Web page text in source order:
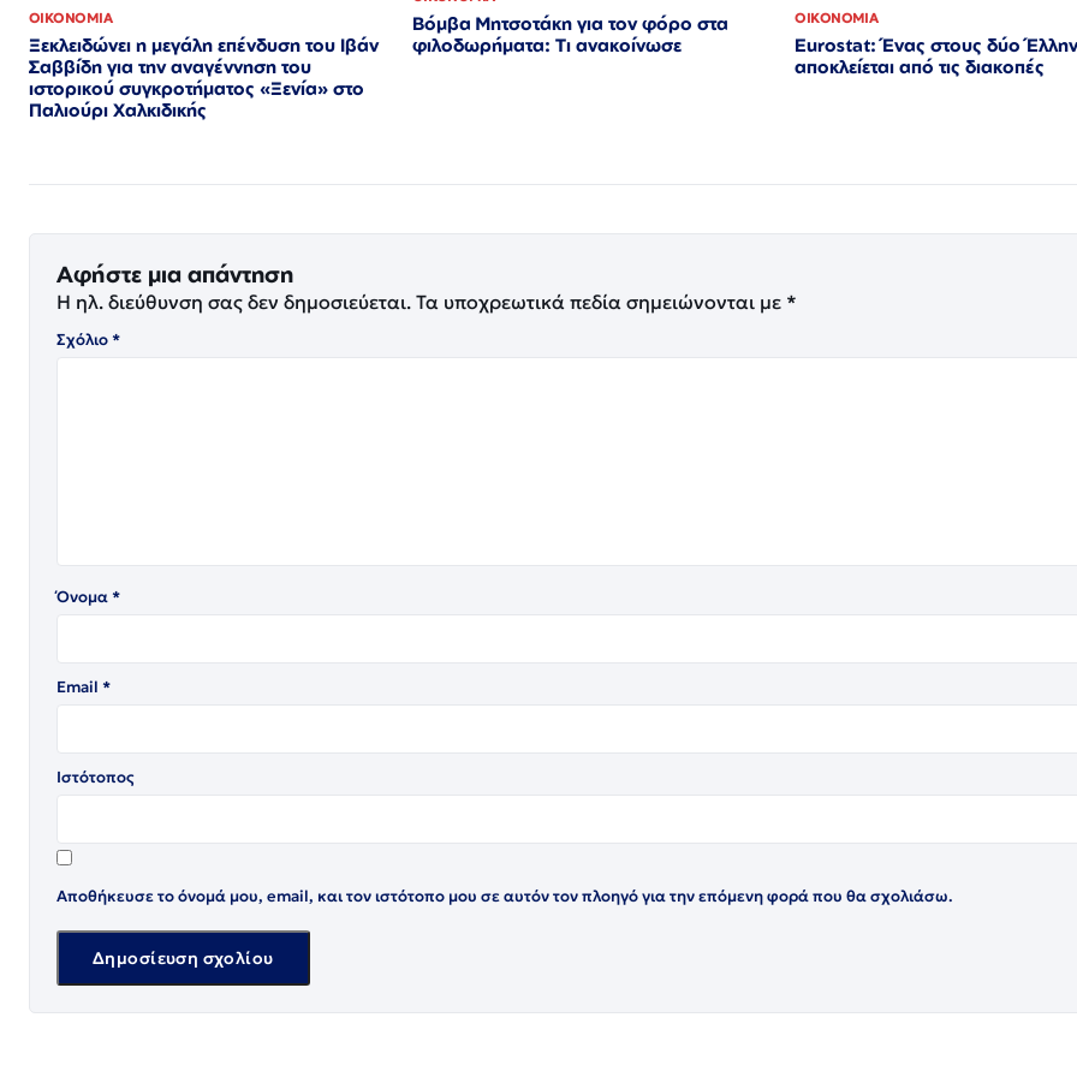
ΟΙΚΟΝΟΜΙΑ
Ξεκλειδώνει η μεγάλη επένδυση του Ιβάν
Σαββίδη για την αναγέννηση του
ιστορικού συγκροτήματος «Ξενία» στο
Παλιούρι Χαλκιδικής
Βόμβα Μητσοτάκη για τον φόρο στα
φιλοδωρήματα: Τι ανακοίνωσε
ΟΙΚΟΝΟΜΙΑ
Eurostat: Ένας στους δύο
αποκλείεται από τις διακοπές
Αφήστε μια απάντηση
Η ηλ. διεύθυνση σας δεν δημοσιεύεται. Τα υποχρεωτικά πεδία σημειώνονται με *
Σχόλιο*
Όνομα*
Email *
Ιστότοπος
Αποθήκευσε το όνομά μου, email, και τον ιστότοπο μου σε αυτόν τον πλοηγό για την επόμενη φορά που θα σχολιάσω.